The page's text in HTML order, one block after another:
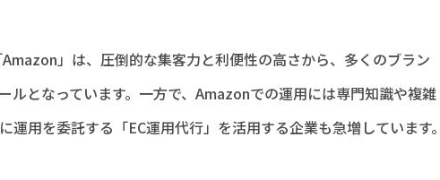
」は、圧倒的な集客力と利便性の高さから、多くのブラン
ルとなっています。一方で、Amazonでの運用には専門知識や複雑
用を委託する「EC運用代行」を活用する企業も急増しています。